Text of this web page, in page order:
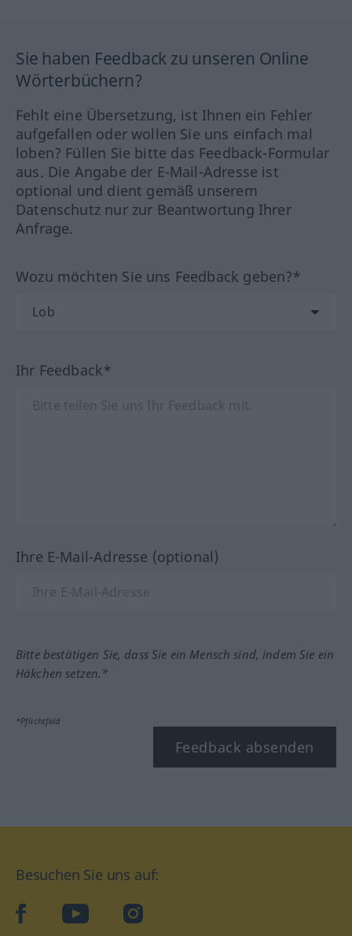
Sie haben Feedback zu unseren Online
Wörterbüchern?
Fehlt eine Übersetzung, ist Ihnen ein Fehler
aufgefallen oder wollen Sie uns einfach mal
loben? Füllen Sie bitte das Feedback-Formular
aus. Die Angabe der E-Mail-Adresse ist
optional und dient gemäß unserem
Datenschutz nur zur Beantwortung Ihrer
Anfrage.
Wozu möchten Sie uns Feedback geben?*
Ihr Feedback*
Ihre E-Mail-Adresse (optional)
Bitte bestätigen Sie, dass Sie ein Mensch sind, indem Sie ein
Häkchen setzen.*
*Pflichtfeld
Feedback absenden
Besuchen Sie uns auf:
facebookYouTube Instagram